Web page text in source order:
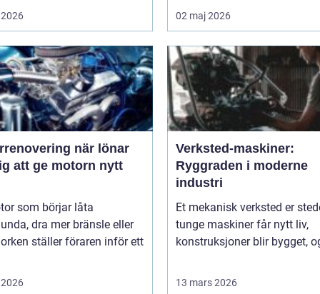
02 maj 2026
när lönar
att ge motorn nytt
som börjar låta
dra mer bränsle eller
ställer föraren inför ett
Verksted-maskiner:
Ryggraden i moderne
industri
Et mekanisk verksted er
tunge maskiner får nytt liv,
konstruksjoner blir bygget,
13 mars 2026